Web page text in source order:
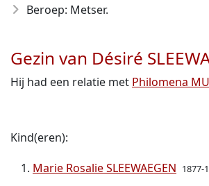
Beroep: Metser.
Gezin van Désiré
Hij had een relatie met Philomena
Kind(eren):
Marie Rosalie SLEEWAEGEN 1877-